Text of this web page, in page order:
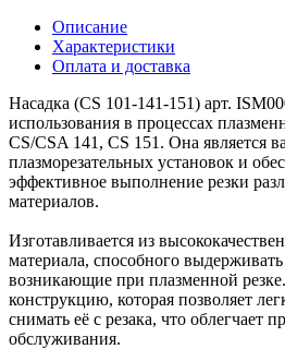
Описание
Характеристики
Оплата и доставка
Насадка (CS 101-141-151) арт.
использования в процессах
CS/CSA 141, CS 151. Она является
плазморезательных установок и
эффективное выполнение резки
материалов.
Изготавливается из
материала, способного
возникающие при плазменной
конструкцию, которая позволяет
снимать её с резака, что облегчает
обслуживания.